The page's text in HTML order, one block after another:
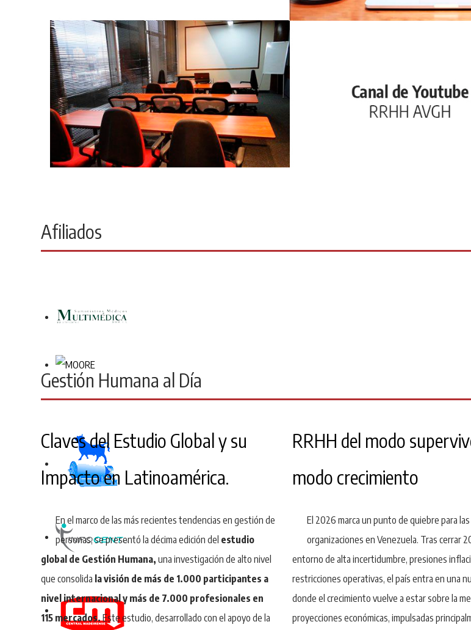
Afiliados
Gestión Humana al Día
Claves del Estudio Global y su
Impacto en Latinoamérica.
En el marco de las más recientes tendencias en gestión de
personas, se presentó la décima edición del estudio
global de Gestión Humana, una investigación de alto nivel
que consolida la visión de más de 1.000 participantes a
nivel internacional y más de 7.000 profesionales en
115 mercados.Este estudio, desarrollado con el apoyo de la
RRHH del modo
modo crecimiento
El 2026 marca un punto de quiebre para las
organizaciones en Venezuela. Tras cerrar
entorno de alta incertidumbre, presiones
restricciones operativas, el país entra en una
donde el crecimiento vuelve a estar sobre la
proyecciones económicas, impulsadas